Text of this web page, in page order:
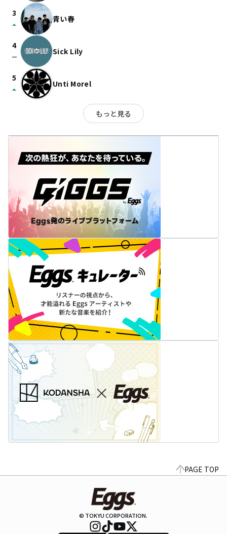
3
arrow_drop_up 青い春
4
check_indeterminate_small Sick Lily
5
arrow_drop_up Unti Morel
もっと見る
PAGE TOP
© TOKYU CORPORATION.